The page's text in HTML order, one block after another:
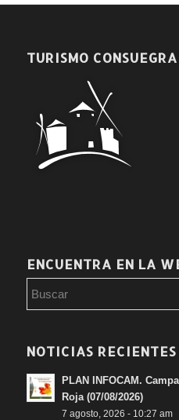
TURISMO CONSUEGRA
ENCUENTRA EN LA
NOTICIAS RECIENTES
PLAN INFOCAM.
Roja (07/08/2026)
7 agosto, 2026 - 10:27 am